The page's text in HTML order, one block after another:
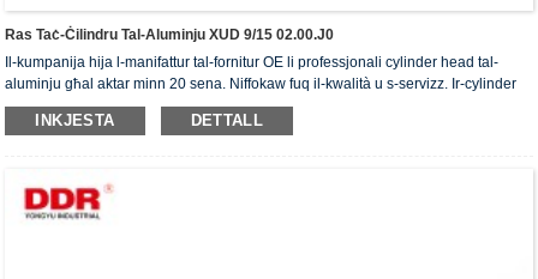
Ras Taċ-Ċilindru Tal-Aluminju XUD 9/15 02.00.J0
Il-kumpanija hija l-manifattur tal-fornitur OE li professjonali cylinder head tal-
aluminju għal aktar minn 20 sena. Niffokaw fuq il-kwalità u s-servizz. Ir-cylinder
head jiksbu ċ-ċertifikat ta' awtentikazzjoni ISO16949, "ir-ras taċ-ċilindru b'siġillar
għoli", "il-ħajja utli twila tar-ras taċ-ċilindru" u l-5 brevetti l-oħra tal-mudell ta'
INKJESTA DETTALL